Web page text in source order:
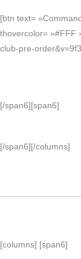
[btn text=
thovercolor= »#FFF
club-pre-
[/span6][span6]
[/span6][/columns]
[columns] [span6]